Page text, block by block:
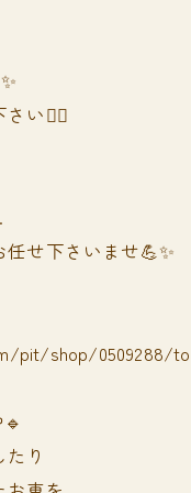
い🙆‍♀️
せ下さいませ💪✨
pit/shop/0509288/
り